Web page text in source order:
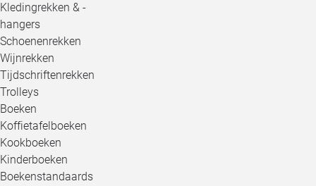
Kledingrekken & -
hangers
Schoenenrekken
Wijnrekken
Tijdschriftenrekken
Trolleys
Boeken
Koffietafelboeken
Kookboeken
Kinderboeken
Boekenstandaards